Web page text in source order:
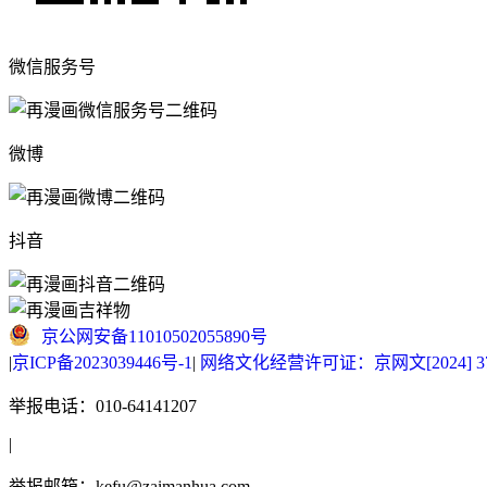
微信服务号
微博
抖音
京公网安备11010502055890号
|京ICP备2023039446号-1 | 网络文化经营许可证：京网文[2024]
举报电话：010-64141207
|